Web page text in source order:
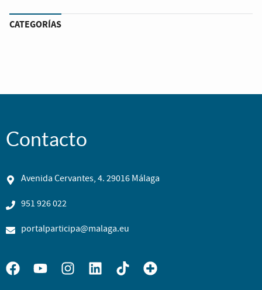
CATEGORÍAS
Contacto
Avenida Cervantes, 4. 29016 Málaga
951 926 022
portalparticipa@malaga.eu